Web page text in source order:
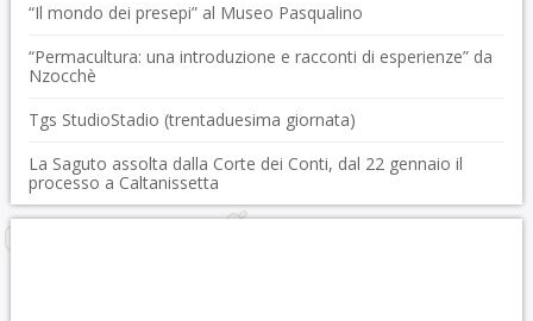
“Il mondo dei presepi” al Museo Pasqualino
“Permacultura: una introduzione e racconti di esperienze” da
Nzocchè
Tgs StudioStadio (trentaduesima giornata)
La Saguto assolta dalla Corte dei Conti, dal 22 gennaio il
processo a Caltanissetta